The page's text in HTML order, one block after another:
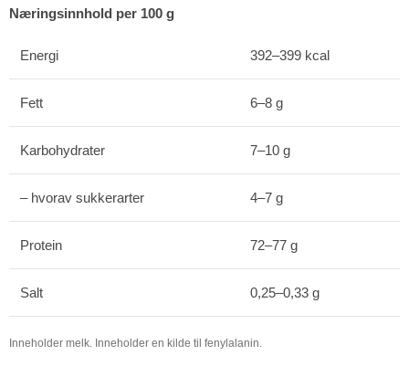
Næringsinnhold per 100 g
Energi 392–399 kcal
Fett 6–8 g
Karbohydrater 7–10 g
– hvorav sukkerarter 4–7 g
Protein 72–77 g
Salt 0,25–0,33 g
Inneholder melk. Inneholder en kilde til fenylalanin.